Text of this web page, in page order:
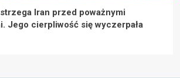
Iran przed poważnymi
Jego cierpliwość się wyczerpała